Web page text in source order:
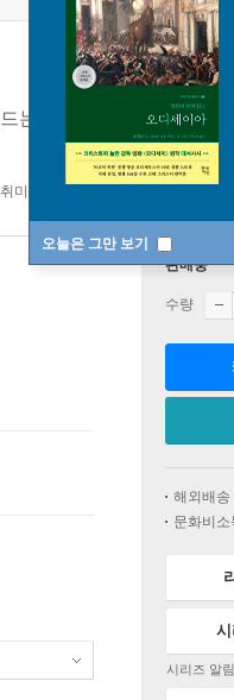
오늘은 그만 보기
는 손뜨개 인형 15
미 top100 1주
판매중
수량
해외배송
문화비소
시리즈 알